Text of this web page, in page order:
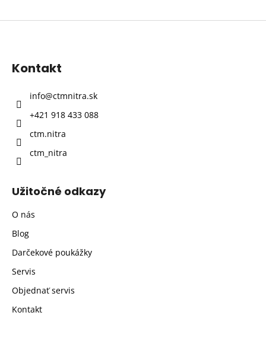
Z
Kontakt
info@ctmnitra.sk
+421 918 433 088
ctm.nitra
ctm_nitra
Užitočné odkazy
O nás
Blog
Darčekové poukážky
Servis
Objednať servis
Kontakt